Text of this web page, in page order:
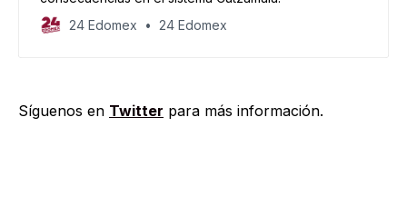
24 Edomex
24 Edomex
Síguenos en Twitter para más información.